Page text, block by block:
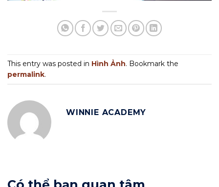
This entry was posted in Hình Ảnh. Bookmark the
permalink.
WINNIE ACADEMY